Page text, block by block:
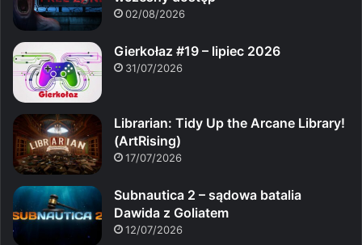
02/08/2026
Gierkołaz #19 – lipiec 2026
31/07/2026
Librarian: Tidy Up the Arcane Library!
(ArtRising)
17/07/2026
Subnautica 2 – sądowa batalia
Dawida z Goliatem
12/07/2026